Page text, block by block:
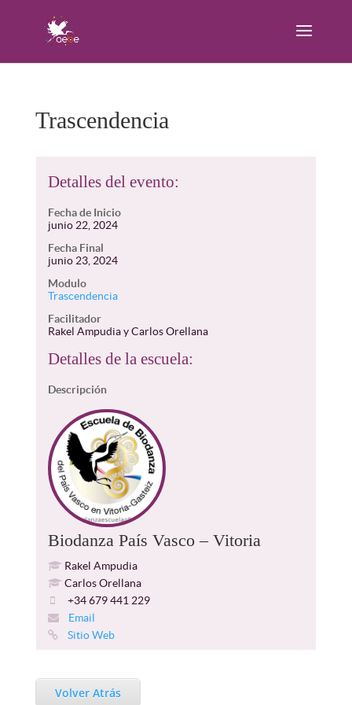
Trascendencia
Detalles del evento:
Fecha de Inicio
junio 22, 2024
Fecha Final
junio 23, 2024
Modulo
Trascendencia
Facilitador
Rakel Ampudia y Carlos Orellana
Detalles de la escuela:
Descripción
Biodanza País Vasco – Vitoria
Rakel Ampudia
Carlos Orellana
+34 679 441 229
Email
Sitio Web
Volver Atrás